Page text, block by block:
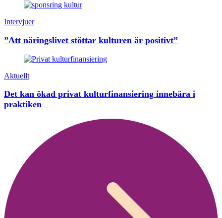
Intervjuer
”Att näringslivet stöttar kulturen är positivt”
Aktuellt
Det kan ökad privat kulturfinansiering innebära i
praktiken